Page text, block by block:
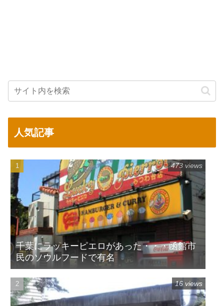
人気記事
千葉にラッキーピエロがあった・・・函館市
民のソウルフードで有名
473 views
16 views